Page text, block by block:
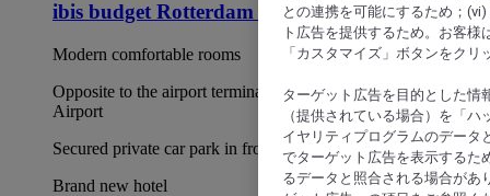
との連携を可能にするため；
ト広告を提供するため。お客
「カスタマイズ」ボタンをク
ターゲット広告を目的とした情
（提供されている場合）を「
イヤリティプログラムのデータ
でターゲット広告を表示するた
るデータと照合される場合があ